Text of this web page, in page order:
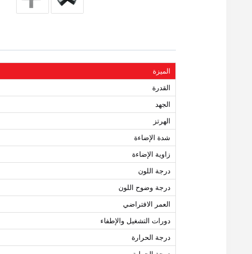
الميزة
القدرة
الجهد
الهرتز
شدة الإضاءة
زاوية الإضاءة
درجة اللون
درجة وضوح اللون
العمر الافتراضي
دورات التشغيل والإطفاء
درجة الحرارة